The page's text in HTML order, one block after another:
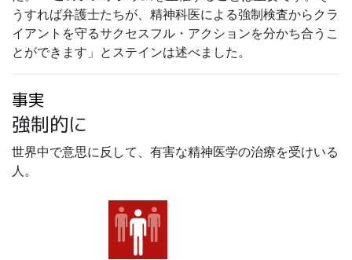
うすれば弁護士たちが、精神科医による強制検査からクラ
イアントを守るサクセスフル・アクションを分かち合うこ
とができます」とステインは述べました。
事実
強制的に
世界中で意思に反して、有害な精神医学の治療を受けいる
人。